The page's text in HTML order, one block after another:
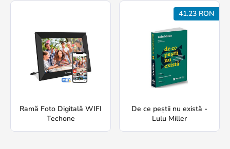
Ramă Foto Digitală WIFI
Techone
41.23 RON
De ce peștii nu există -
Lulu Miller